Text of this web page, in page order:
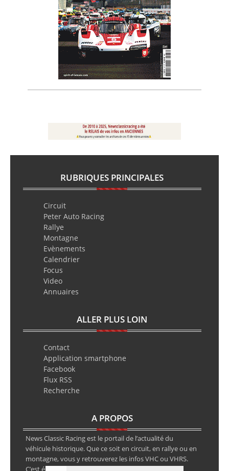
RUBRIQUES PRINCIPALES
Circuit
Peter Auto Racing
Rallye
Montagne
Evènements
Calendrier
Focus
Video
Annuaires
ALLER PLUS LOIN
Contact
Application smartphone
Facebook
Flux RSS
Recherche
A PROPOS
News Classic Racing est le portail de l’actualité du
véhicule historique. Que ce soit en circuit, en rallye ou en
montagne, vous y retrouverez les infos VHC ou VHRS.
C’est également le calendrier des épreuves ainsi que